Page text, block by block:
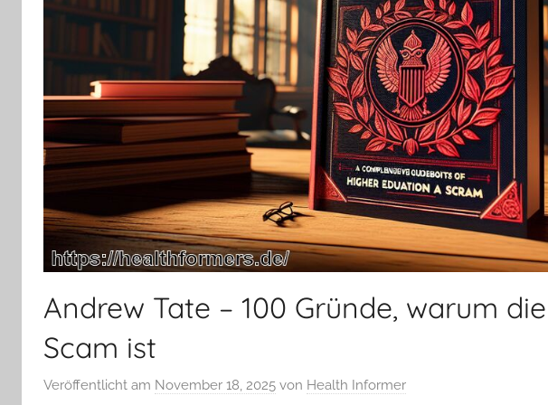
Andrew Tate – 100 Gründe, warum
Scam ist
Veröffentlicht am November 18, 2025 von Health Informer